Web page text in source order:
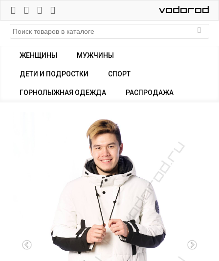
ЖЕНЩИНЫ МУЖЧИНЫ
ДЕТИ И ПОДРОСТКИ СПОРТ
ГОРНОЛЫЖНАЯ ОДЕЖДА РАСПРОДАЖА